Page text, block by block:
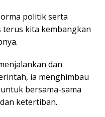
politik serta
kita kembangkan
dan
ia menghimbau
bersama-sama
ketertiban.